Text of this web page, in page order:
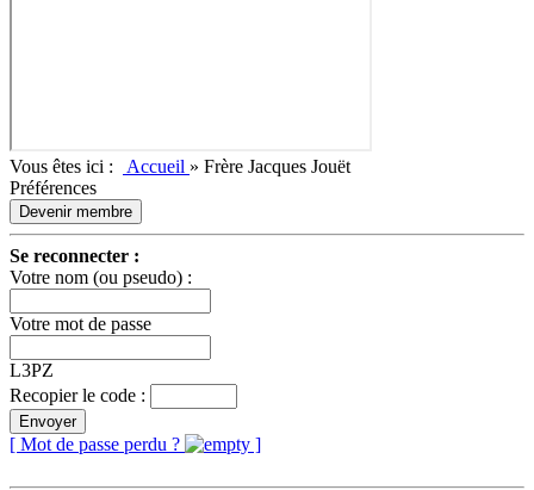
Vous êtes ici : Accueil » Frère Jacques Jouët
Préférences
Devenir membre
Se reconnecter :
Votre nom (ou pseudo) :
Votre mot de passe
L3PZ
Recopier le code :
Envoyer
[ Mot de passe perdu ? ]